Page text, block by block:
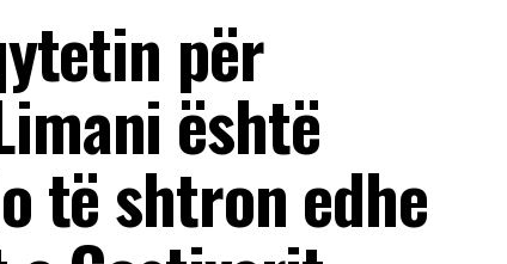
për
është
të shtron edhe